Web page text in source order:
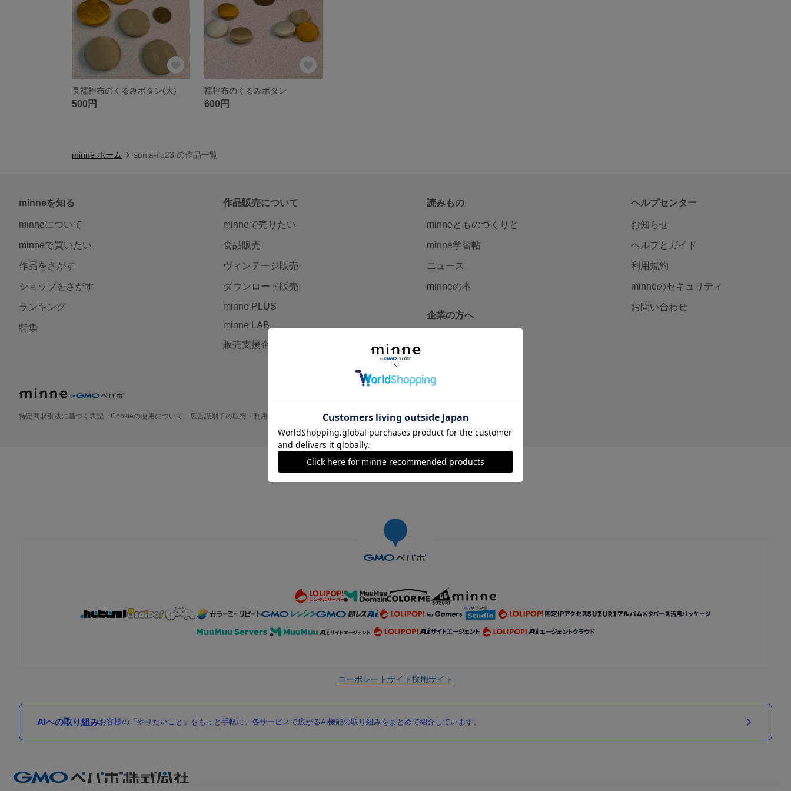
長襦袢布のくるみボタン(大)
500円
襦袢布のくるみボタン
600円
minne ホーム sunia-ilu23 の作品一覧
minneを知る
minneについて
minneで買いたい
作品をさがす
ショップをさがす
ランキング
特集
作品販売について
minneで売りたい
食品販売
ヴィンテージ販売
ダウンロード販売
minne PLUS
minne LAB
販売支援企画・イベント
読みもの
minneとものづくりと
minne学習帖
ニュース
minneの本
企業の方へ
ヘルプセンター
お知らせ
ヘルプとガイド
利用規約
minneのセキュリティ
お問い合わせ
特定商取引法に基づく表記 Cookieの使用について 広告識別子の取得・利用 プライバシーポリシー 会社概要 採用情報 メディアキット
©GMO Pepabo, Inc. All rights reserved.
コーポレートサイト採用サイト
AIへの取り組みお客様の「やりたいこと」をもっと手軽に。各サービスで広がるAI機能の取り組みをまとめて紹介しています。